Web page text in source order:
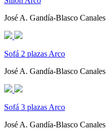
José A. Gandía-Blasco Canales
Sofá 2 plazas Arco
José A. Gandía-Blasco Canales
Sofá 3 plazas Arco
José A. Gandía-Blasco Canales